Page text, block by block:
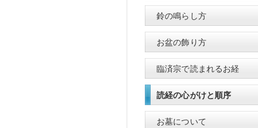
鈴の鳴らし方
お盆の飾り方
臨済宗で読まれるお経
読経の心がけと順序
お墓について